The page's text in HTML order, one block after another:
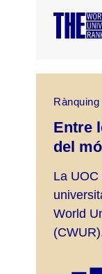
Rànquing
Entre
del
La
World